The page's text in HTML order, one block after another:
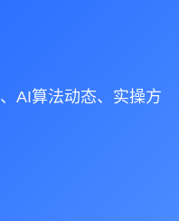
AI算法动态、实操方